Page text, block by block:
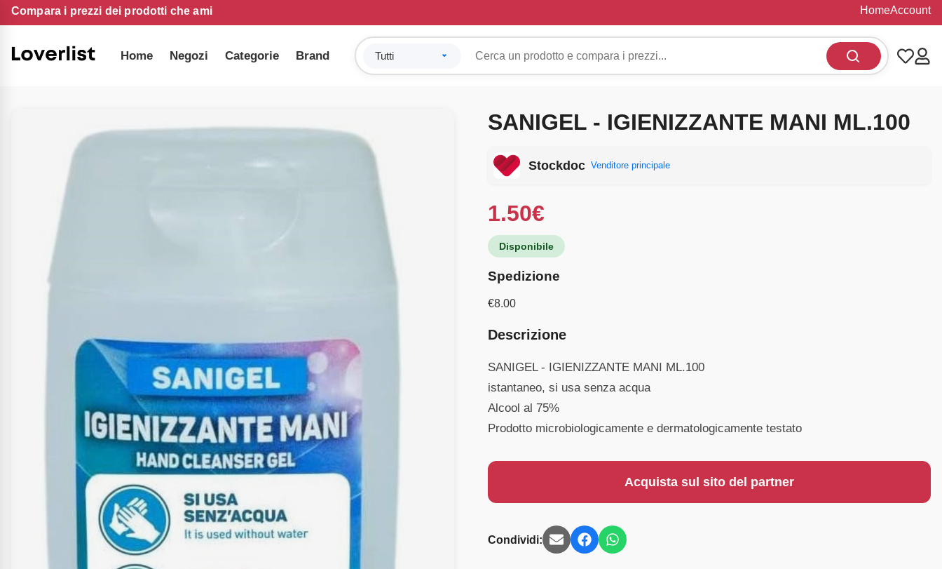
Compara i prezzi dei prodotti che ami HomeAccount
Home Negozi Categorie Brand
SANIGEL - IGIENIZZANTE MANI ML.100
Stockdoc Venditore principale
1.50€
Disponibile
Spedizione
€8.00
Descrizione
SANIGEL - IGIENIZZANTE MANI ML.100
istantaneo, si usa senza acqua
Alcool al 75%
Prodotto microbiologicamente e dermatologicamente testato
Acquista sul sito del partner
Condividi: